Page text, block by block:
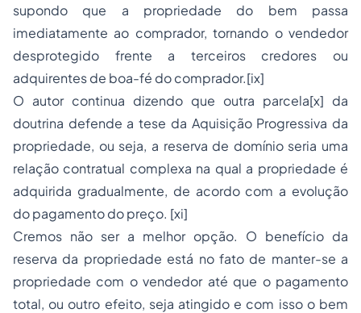
supondo que a propriedade do bem passa
imediatamente ao comprador, tornando o vendedor
desprotegido frente a terceiros credores ou
adquirentes de boa-fé do comprador.[ix]
O autor continua dizendo que outra parcela[x] da
doutrina defende a tese da Aquisição Progressiva da
propriedade, ou seja, a reserva de domínio seria uma
relação contratual complexa na qual a propriedade é
adquirida gradualmente, de acordo com a evolução
do pagamento do preço. [xi]
Cremos não ser a melhor opção. O benefício da
reserva da propriedade está no fato de manter-se a
propriedade com o vendedor até que o pagamento
total, ou outro efeito, seja atingido e com isso o bem